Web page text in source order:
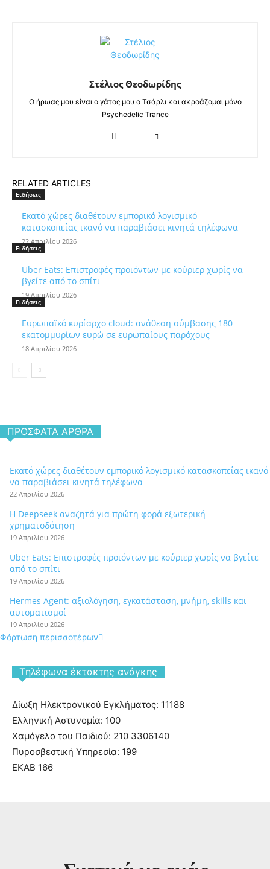
Στέλιος Θεοδωρίδης
Ο ήρωας μου είναι ο γάτος μου ο Τσάρλι και ακροάζομαι μόνο
Psychedelic Trance
RELATED ARTICLES
Ειδήσεις
Εκατό χώρες διαθέτουν εμπορικό λογισμικό
κατασκοπείας ικανό να παραβιάσει κινητά τηλέφωνα
22 Απριλίου 2026
Ειδήσεις
Uber Eats: Επιστροφές προϊόντων με κούριερ χωρίς να
βγείτε από το σπίτι
19 Απριλίου 2026
Ειδήσεις
Ευρωπαϊκό κυρίαρχο cloud: ανάθεση σύμβασης 180
εκατομμυρίων ευρώ σε ευρωπαίους παρόχους
18 Απριλίου 2026
ΠΡΌΣΦΑΤΑ ΆΡΘΡΑ
Εκατό χώρες διαθέτουν εμπορικό λογισμικό κατασκοπείας ικανό
να παραβιάσει κινητά τηλέφωνα
22 Απριλίου 2026
Η Deepseek αναζητά για πρώτη φορά εξωτερική
χρηματοδότηση
19 Απριλίου 2026
Uber Eats: Επιστροφές προϊόντων με κούριερ χωρίς να βγείτε
από το σπίτι
19 Απριλίου 2026
Hermes Agent: αξιολόγηση, εγκατάσταση, μνήμη, skills και
αυτοματισμοί
19 Απριλίου 2026
Φόρτωση περισσοτέρων
Tηλέφωνα έκτακτης ανάγκης
Δίωξη Ηλεκτρονικού Εγκλήματος: 11188
Ελληνική Αστυνομία: 100
Χαμόγελο του Παιδιού: 210 3306140
Πυροσβεστική Υπηρεσία: 199
ΕΚΑΒ 166